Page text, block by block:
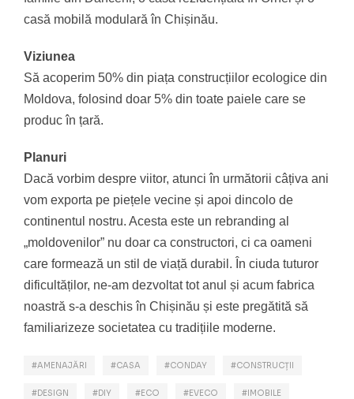
casă mobilă modulară în Chișinău.
Viziunea
Să acoperim 50% din piața construcțiilor ecologice din
Moldova, folosind doar 5% din toate paiele care se
produc în țară.
Planuri
Dacă vorbim despre viitor, atunci în următorii câțiva ani
vom exporta pe piețele vecine și apoi dincolo de
continentul nostru. Acesta este un rebranding al
„moldovenilor” nu doar ca constructori, ci ca oameni
care formează un stil de viață durabil. În ciuda tuturor
dificultăților, ne-am dezvoltat tot anul și acum fabrica
noastră s-a deschis în Chișinău și este pregătită să
familiarizeze societatea cu tradițiile moderne.
AMENAJĂRI CASA CONDAY CONSTRUCȚII
DESIGN DIY ECO EVECO IMOBILE